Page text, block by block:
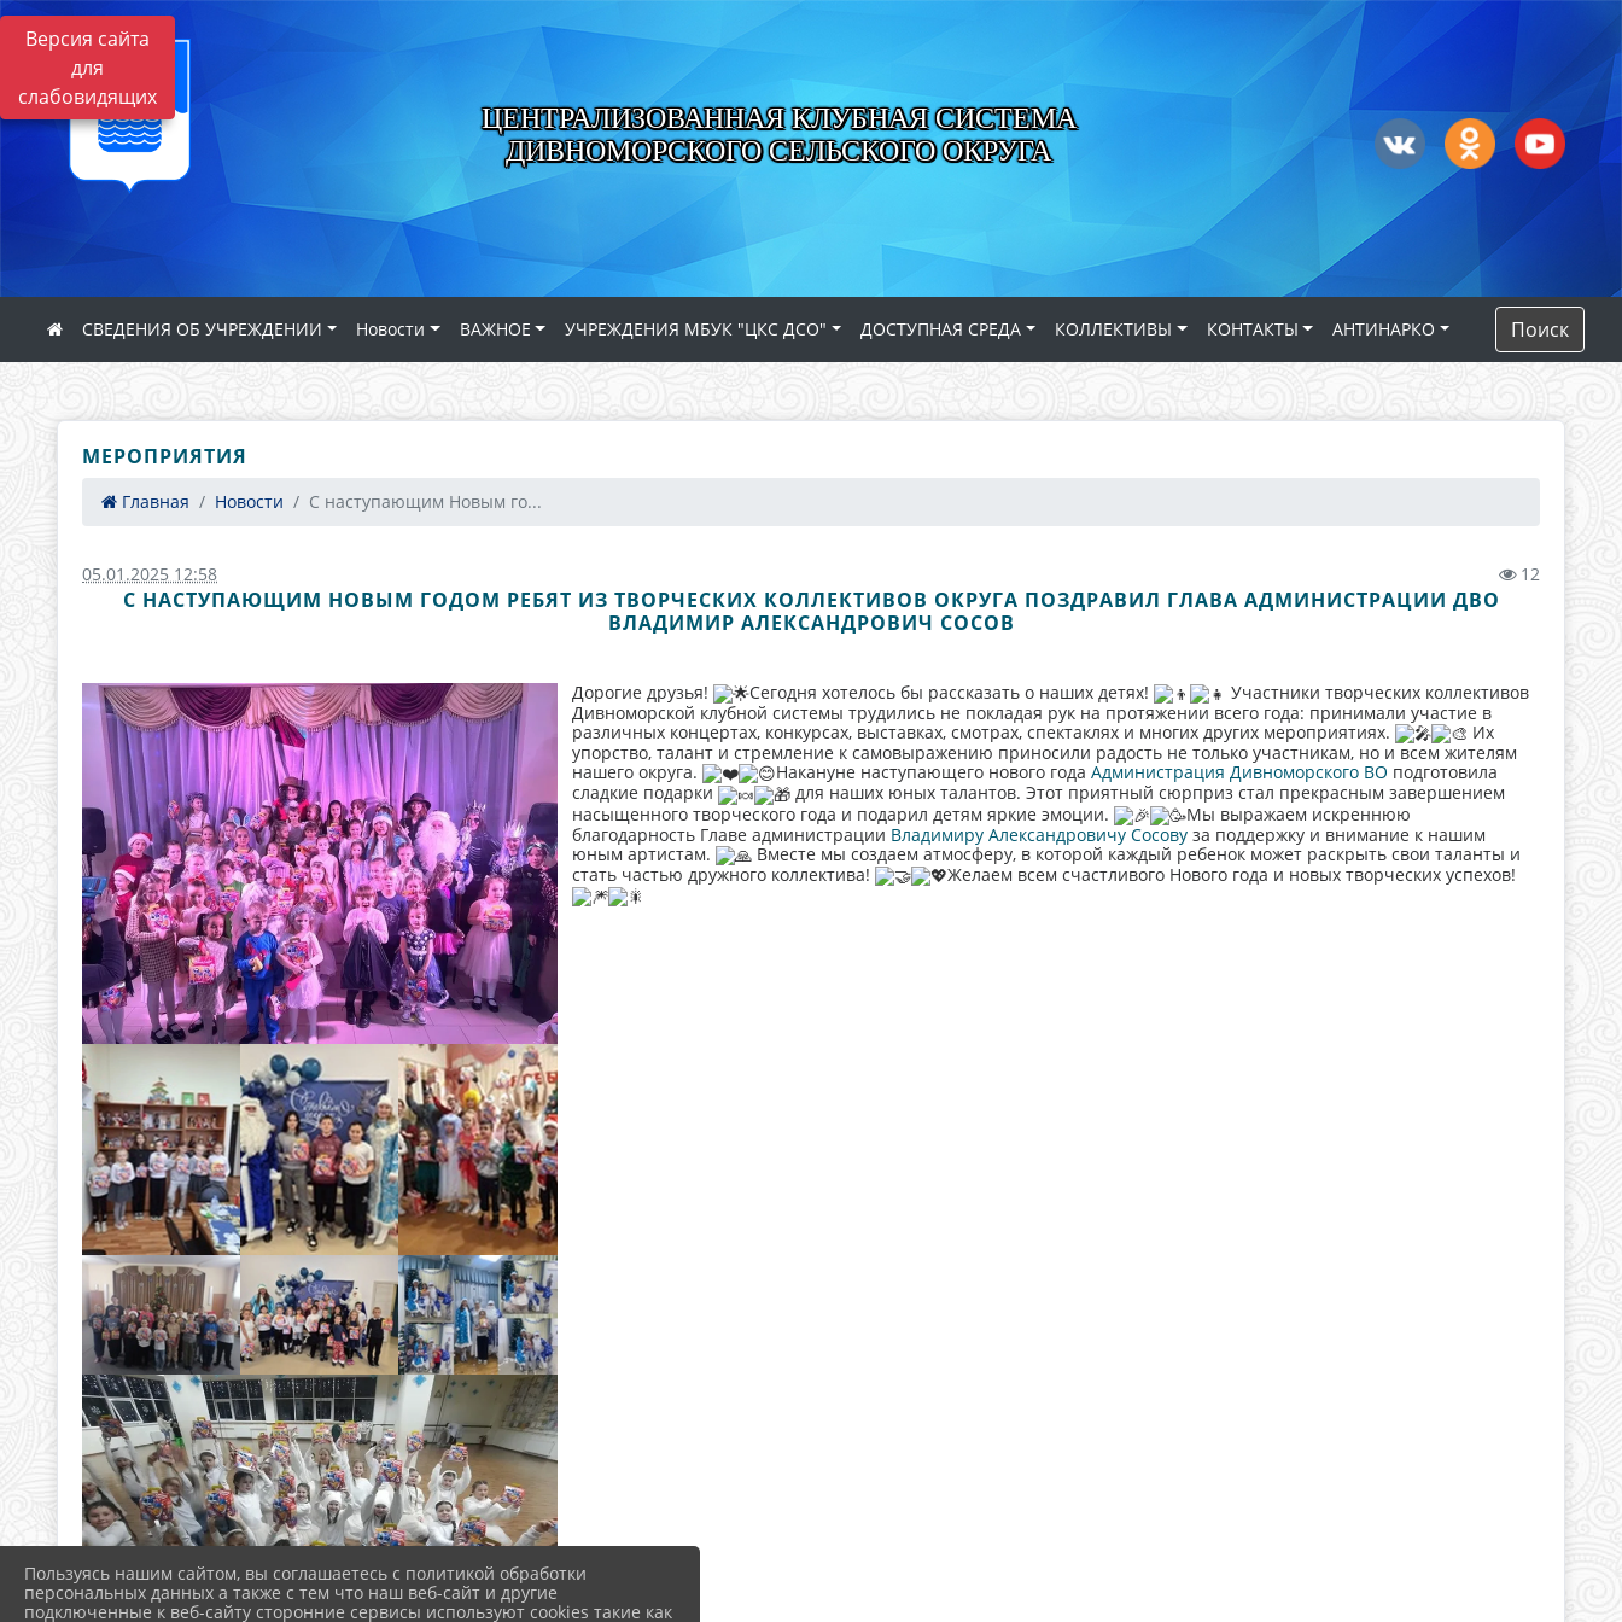
Версия сайта
для
слабовидящих
ЦЕНТРАЛИЗОВАННАЯ КЛУБНАЯ СИСТЕМА
ДИВНОМОРСКОГО СЕЛЬСКОГО ОКРУГА
СВЕДЕНИЯ ОБ УЧРЕЖДЕНИИ Новости ВАЖНОЕ УЧРЕЖДЕНИЯ МБУК "ЦКС ДСО" ДОСТУПНАЯ СРЕДА КОЛЛЕКТИВЫ КОНТАКТЫ АНТИНАРКО Поиск
МЕРОПРИЯТИЯ
Главная Новости С наступающим Новым го...
05.01.2025 12:58 12
С НАСТУПАЮЩИМ НОВЫМ ГОДОМ РЕБЯТ ИЗ ТВОРЧЕСКИХ КОЛЛЕКТИВОВ ОКРУГА ПОЗДРАВИЛ ГЛАВА АДМИНИСТРАЦИИ ДВО
ВЛАДИМИР АЛЕКСАНДРОВИЧ СОСОВ
Дорогие друзья! Сегодня хотелось бы рассказать о наших детях!
Участники творческих коллективов
Дивноморской клубной системы трудились не покладая рук на протяжении всего года: принимали участие в
различных концертах, конкурсах, выставках, смотрах, спектаклях и многих других мероприятиях.
Их
упорство, талант и стремление к самовыражению приносили радость не только участникам, но и всем жителям
нашего округа.
Накануне наступающего нового года Администрация Дивноморского ВО подготовила
сладкие подарки
для наших юных талантов. Этот приятный сюрприз стал прекрасным завершением
насыщенного творческого года и подарил детям яркие эмоции.
Мы выражаем искреннюю
благодарность Главе администрации Владимиру Александровичу Сосовуза поддержку и внимание к нашим
юным артистам.
Вместе мы создаем атмосферу, в которой каждый ребенок может раскрыть свои таланты и
стать частью дружного коллектива!
Желаем всем счастливого Нового года и новых творческих успехов!
Пользуясь нашим сайтом, вы соглашаетесь с политикой обработки
персональных данных а также с тем что наш веб-сайт и другие
подключенные к веб-сайту сторонние сервисы используют cookies такие как